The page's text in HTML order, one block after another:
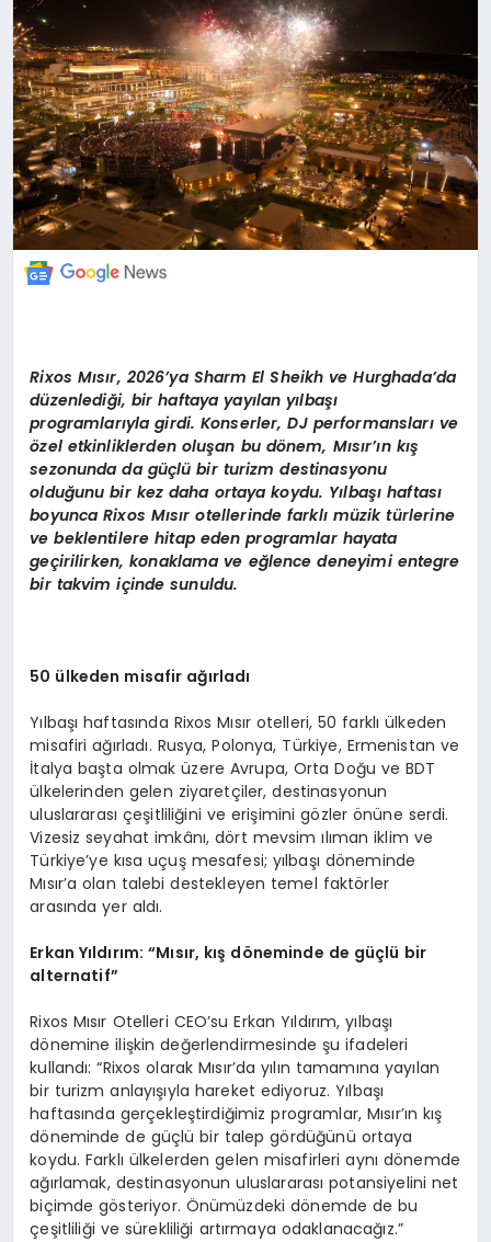
EĞİTİM
DÜNYA
Rixos Mısır, 2026’ya Sharm El Sheikh ve Hurghada’da
düzenlediği, bir haftaya yayılan yılbaşı
programlarıyla girdi. Konserler, DJ performansları ve
özel etkinliklerden oluşan bu dönem, Mısır’ın kış
sezonunda da güçlü bir turizm destinasyonu
olduğunu bir kez daha ortaya koydu. Yılbaşı haftası
boyunca Rixos Mısır otellerinde farklı müzik türlerine
ve beklentilere hitap eden programlar hayata
geçirilirken, konaklama ve eğlence deneyimi entegre
bir takvim içinde sunuldu.
50 ülkeden misafir ağırladı
Yılbaşı haftasında Rixos Mısır otelleri, 50 farklı ülkeden
misafiri ağırladı. Rusya, Polonya, Türkiye, Ermenistan ve
İtalya başta olmak üzere Avrupa, Orta Doğu ve BDT
ülkelerinden gelen ziyaretçiler, destinasyonun
uluslararası çeşitliliğini ve erişimini gözler önüne serdi.
Vizesiz seyahat imkânı, dört mevsim ılıman iklim ve
Türkiye’ye kısa uçuş mesafesi; yılbaşı döneminde
Mısır’a olan talebi destekleyen temel faktörler
arasında yer aldı.
Erkan Yıldırım:“Mısır, kış döneminde de güçlü bir
alternatif”
Rixos Mısır Otelleri CEO’su Erkan Yıldırım, yılbaşı
dönemine ilişkin değerlendirmesinde şu ifadeleri
kullandı: “Rixos olarak Mısır’da yılın tamamına yayılan
bir turizm anlayışıyla hareket ediyoruz. Yılbaşı
haftasında gerçekleştirdiğimiz programlar, Mısır’ın kış
döneminde de güçlü bir talep gördüğünü ortaya
koydu. Farklı ülkelerden gelen misafirleri aynı dönemde
ağırlamak, destinasyonun uluslararası potansiyelini net
biçimde gösteriyor. Önümüzdeki dönemde de bu
çeşitliliği ve sürekliliği artırmaya odaklanacağız.”